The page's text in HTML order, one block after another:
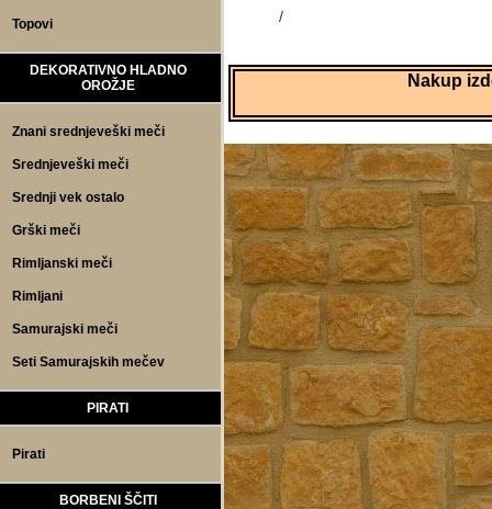
Nakup
/
Topovi
DEKORATIVNO HLADNO
OROŽJE
Znani srednjeveški meči
Srednjeveški meči
Srednji vek ostalo
Grški meči
Rimljanski meči
Rimljani
Samurajski meči
Seti Samurajskih mečev
PIRATI
Pirati
BORBENI ŠČITI